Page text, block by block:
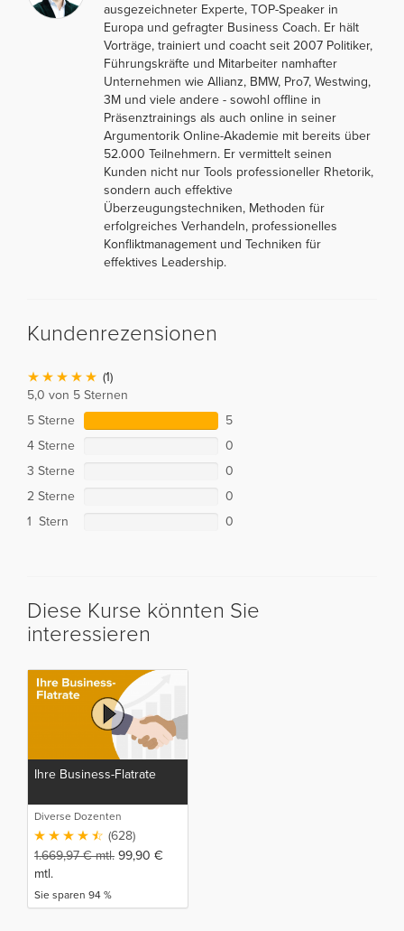
ausgezeichneter Experte, TOP-Speaker in
Europa und gefragter Business Coach. Er hält
Vorträge, trainiert und coacht seit 2007 Politiker,
Führungskräfte und Mitarbeiter namhafter
Unternehmen wie Allianz, BMW, Pro7, Westwing,
3M und viele andere - sowohl offline in
Präsenztrainings als auch online in seiner
Argumentorik Online-Akademie mit bereits über
52.000 Teilnehmern. Er vermittelt seinen
Kunden nicht nur Tools professioneller Rhetorik,
sondern auch effektive
Überzeugungstechniken, Methoden für
erfolgreiches Verhandeln, professionelles
Konfliktmanagement und Techniken für
effektives Leadership.
Kundenrezensionen
(1)
5,0 von 5 Sternen
5 Sterne
5
4 Sterne
0
3 Sterne
0
2 Sterne
0
1 Stern
0
Diese Kurse könnten Sie
interessieren
Ihre Business-Flatrate
Diverse Dozenten
(628)
1.669,97€mtl. 99,90 €
mtl.
Sie sparen 94 %